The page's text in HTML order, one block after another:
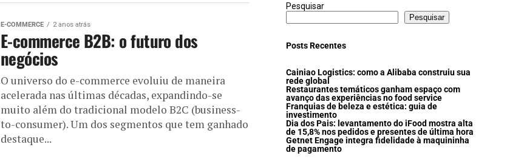
E-COMMERCE 2 anos atrás
E-commerce B2B: o futuro dos
negócios
O universo do e-commerce evoluiu de maneira
acelerada nas últimas décadas, expandindo-se
muito além do tradicional modelo B2C (business-
to-consumer). Um dos segmentos que tem ganhado
destaque...
Pesquisar
Pesquisar
Posts Recentes
Cainiao Logistics: como a Alibaba construiu sua
rede global
Restaurantes temáticos ganham espaço com
avanço das experiências no food service
Franquias de beleza e estética: guia de
investimento
Dia dos Pais: levantamento do iFood mostra alta
de 15,8% nos pedidos e presentes de última hora
Getnet Engage integra fidelidade à maquininha
de pagamento